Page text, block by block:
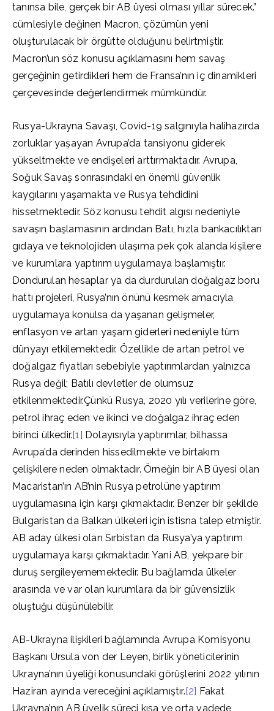
tanınsa bile, gerçek bir AB üyesi olması yıllar sürecek.”
cümlesiyle değinen Macron, çözümün yeni
oluşturulacak bir örgütte olduğunu belirtmiştir.
Macron’un söz konusu açıklamasını hem savaş
gerçeğinin getirdikleri hem de Fransa’nın iç dinamikleri
çerçevesinde değerlendirmek mümkündür.
Rusya-Ukrayna Savaşı, Covid-19 salgınıyla halihazırda
zorluklar yaşayan Avrupa’da tansiyonu giderek
yükseltmekte ve endişeleri arttırmaktadır. Avrupa,
Soğuk Savaş sonrasındaki en önemli güvenlik
kaygılarını yaşamakta ve Rusya tehdidini
hissetmektedir. Söz konusu tehdit algısı nedeniyle
savaşın başlamasının ardından Batı, hızla bankacılıktan
gıdaya ve teknolojiden ulaşıma pek çok alanda kişilere
ve kurumlara yaptırım uygulamaya başlamıştır.
Dondurulan hesaplar ya da durdurulan doğalgaz boru
hattı projeleri, Rusya’nın önünü kesmek amacıyla
uygulamaya konulsa da yaşanan gelişmeler,
enflasyon ve artan yaşam giderleri nedeniyle tüm
dünyayı etkilemektedir. Özellikle de artan petrol ve
doğalgaz fiyatları sebebiyle yaptırımlardan yalnızca
Rusya değil; Batılı devletler de olumsuz
etkilenmektedir.Çünkü Rusya, 2020 yılı verilerine göre,
petrol ihraç eden ve ikinci ve doğalgaz ihraç eden
birinci ülkedir.[1] Dolayısıyla yaptırımlar, bilhassa
Avrupa’da derinden hissedilmekte ve birtakım
çelişkilere neden olmaktadır. Örneğin bir AB üyesi olan
Macaristan’ın AB’nin Rusya petrolüne yaptırım
uygulamasına için karşı çıkmaktadır. Benzer bir şekilde
Bulgaristan da Balkan ülkeleri için istisna talep etmiştir.
AB aday ülkesi olan Sırbistan da Rusya’ya yaptırım
uygulamaya karşı çıkmaktadır. Yani AB, yekpare bir
duruş sergileyememektedir. Bu bağlamda ülkeler
arasında ve var olan kurumlara da bir güvensizlik
oluştuğu düşünülebilir.
AB-Ukrayna ilişkileri bağlamında Avrupa Komisyonu
Başkanı Ursula von der Leyen, birlik yöneticilerinin
Ukrayna’nın üyeliği konusundaki görüşlerini 2022 yılının
Haziran ayında vereceğini açıklamıştır.[2] Fakat
Ukrayna’nın AB üyelik süreci kısa ve orta vadede